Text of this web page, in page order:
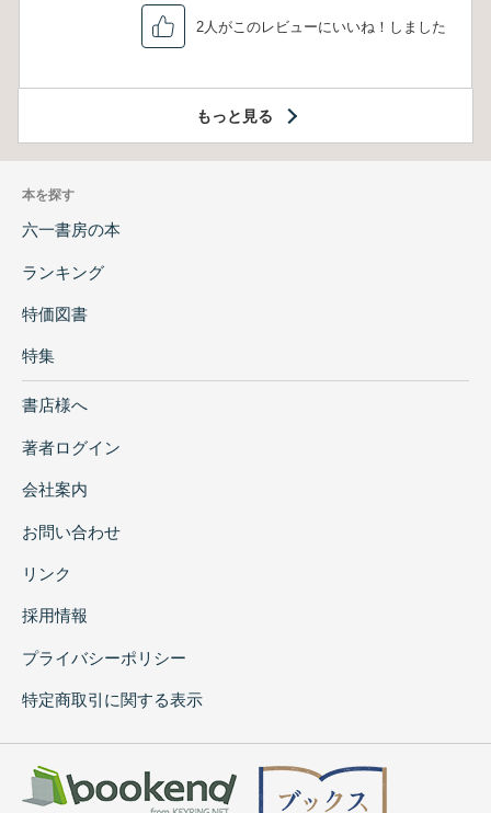
2人がこのレビューにいいね！しました
もっと見る
本を探す
六一書房の本
ランキング
特価図書
特集
書店様へ
著者ログイン
会社案内
お問い合わせ
リンク
採用情報
プライバシーポリシー
特定商取引に関する表示